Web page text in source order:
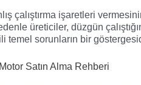
çalıştırma işaretleri
üreticiler, düzgün
sorunların bir
Satın Alma Rehberi